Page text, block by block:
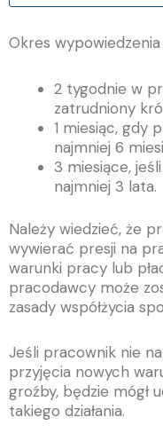
Okres
2 tygodnie w
zatrudniony
1 miesiąc, gdy
najmniej 6
3 miesiące,
najmniej 3 lata.
Należy wiedzieć, że
wywierać presji na
warunki pracy lub
pracodawcy może
zasady współżycia
Jeśli pracownik nie
przyjęcia nowych
groźby, będzie mógł
takiego działania.